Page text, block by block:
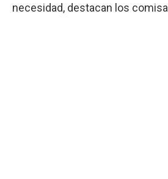
necesidad, destacan los